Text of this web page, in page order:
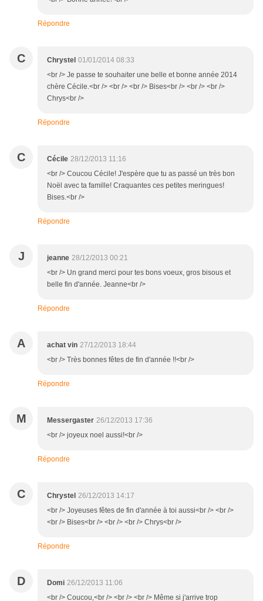
Répondre
C Chrystel 01/01/2014 08:33
<br /> Je passe te souhaiter une belle et bonne année 2014
chère Cécile.<br /> <br /> <br /> Bises<br /> <br /> <br />
Chrys<br />
Répondre
C Cécile 28/12/2013 11:16
<br /> Coucou Cécile! J'espère que tu as passé un très bon
Noël avec ta famille! Craquantes ces petites meringues!
Bises.<br />
Répondre
J jeanne 28/12/2013 00:21
<br /> Un grand merci pour tes bons voeux, gros bisous et
belle fin d'année. Jeanne<br />
Répondre
A achat vin 27/12/2013 18:44
<br /> Très bonnes fêtes de fin d'année !!<br />
Répondre
M Messergaster 26/12/2013 17:36
<br /> joyeux noel aussi!<br />
Répondre
C Chrystel 26/12/2013 14:17
<br /> Joyeuses fêtes de fin d'année à toi aussi<br /> <br />
<br /> Bises<br /> <br /> <br /> Chrys<br />
Répondre
D Domi 26/12/2013 11:06
<br /> Coucou,<br /> <br /> <br /> Même si j'arrive trop